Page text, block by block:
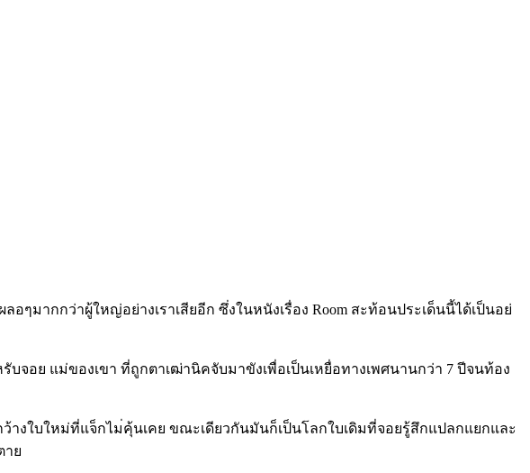
ผลอๆมากกว่าผู้ใหญ่อย่างเราเสียอีก ซึ่งในหนังเรื่อง Room สะท้อนประเด็นนี้ได้เป็นอย่
รับจอย แม่ของเขา ที่ถูกตาเฒ่านิคจับมาขังเพื่อเป็นเหยื่อทางเพศนานกว่า 7 ปีจนท้อง
างใบใหม่ที่แจ็กไม่คุ้นเคย ขณะเดียวกันมันก็เป็นโลกใบเดิมที่จอยรู้สึกแปลกแยกและ
าย